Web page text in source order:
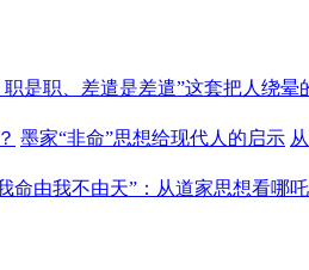
是职、差遣是差遣”这套把人绕晕
墨家“非命”思想给现代人的启示
命由我不由天”：从道家思想看哪